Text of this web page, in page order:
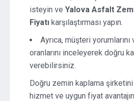
isteyin ve Yalova Asfalt
Fiyatı karşılaştırması yapın.
Ayrıca, müşteri
oranlarını inceleyerek doğru
verebilirsiniz.
Doğru zemin kaplama
hizmet ve uygun fiyat